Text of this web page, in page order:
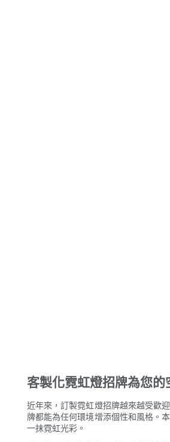
客製化霓虹燈招牌為您
近年來，訂製霓虹燈招牌越來越受歡
牌都能為任何環境增添個性和風格。
一抹霓虹光彩。